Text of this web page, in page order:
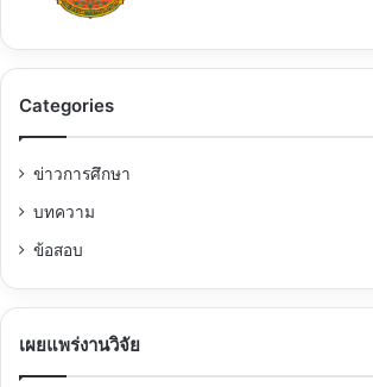
Categories
ข่าวการศึกษา
บทความ
ข้อสอบ
เผยแพร่งานวิจัย